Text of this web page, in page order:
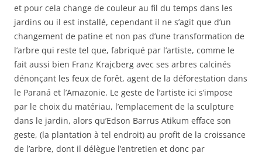
et pour cela change de couleur au fil du temps dans les
jardins ou il est installé, cependant il ne s’agit que d’un
changement de patine et non pas d’une transformation de
l’arbre qui reste tel que, fabriqué par l’artiste, comme le
fait aussi bien Franz Krajcberg avec ses arbres calcinés
dénonçant les feux de forêt, agent de la déforestation dans
le Paraná et l’Amazonie. Le geste de l’artiste ici s’impose
par le choix du matériau, l’emplacement de la sculpture
dans le jardin, alors qu’Edson Barrus Atikum efface son
geste, (la plantation à tel endroit) au profit de la croissance
de l’arbre, dont il délègue l’entretien et donc par